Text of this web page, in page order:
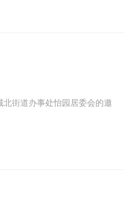
街道办事处怡园居委会的邀